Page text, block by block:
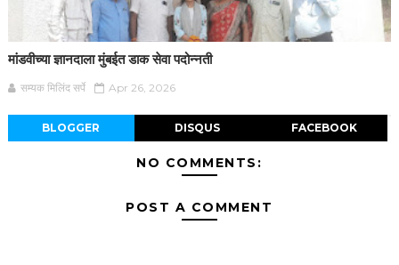
मांडवीच्या ज्ञानदाला मुंबईत डाक सेवा पदोन्नती
सम्यक मिलिंद सर्पे Apr 26, 2026
BLOGGER DISQUS FACEBOOK
NO COMMENTS:
POST A COMMENT